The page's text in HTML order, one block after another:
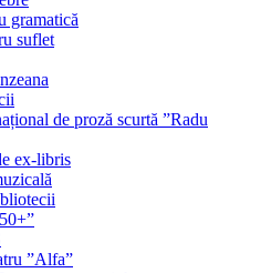
gramatică
suflet
de proză scurtă ”Radu
ex-libris
”Alfa”